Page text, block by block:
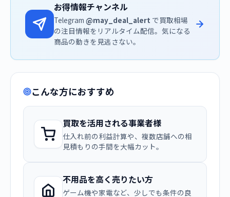
お得情報チャンネル
Telegram @may_deal_alert で買取相場
の注目情報をリアルタイム配信。気になる
商品の動きを見逃さない。
こんな方におすすめ
買取を活用される事業者様
仕入れ前の利益計算や、複数店舗への相
見積もりの手間を大幅カット。
不用品を高く売りたい方
ゲーム機や家電など、少しでも条件の良